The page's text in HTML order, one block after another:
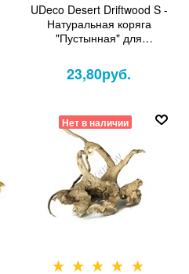
UDeco Desert Driftwood S -
Натуральная коряга
"Пустынная" для
террариумов, 1 шт.
23,80руб.
Нет в наличии